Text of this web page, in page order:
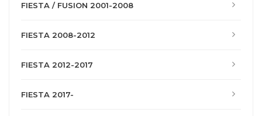
FIESTA / FUSION 2001-2008
FIESTA 2008-2012
FIESTA 2012-2017
FIESTA 2017-